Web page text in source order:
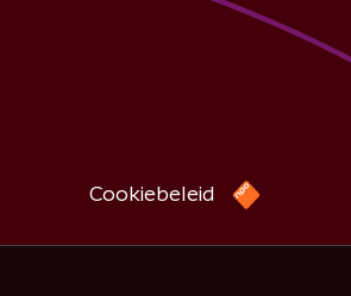
Cookiebeleid